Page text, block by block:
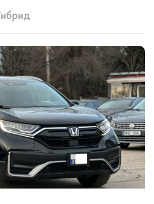
Гибрид